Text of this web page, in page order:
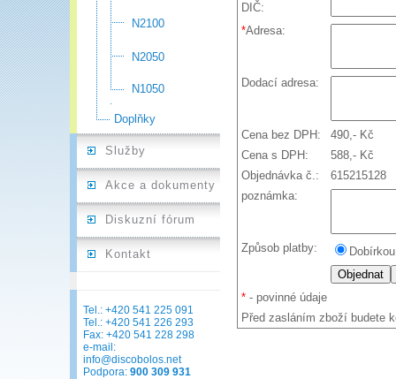
N2100
N2050
N1050
Doplňky
Služby
Akce a dokumenty
Diskuzní fórum
Kontakt
Tel.: +420 541 225 091
Tel.: +420 541 226 293
Fax: +420 541 228 298
e-mail:
info@discobolos.net
Podpora: 900 309 931
DIČ:
*Adresa:
Dodací adresa:
Cena bez DPH:
490,- Kč
Cena s DPH:
588,- Kč
Objednávka č.:
615215128
poznámka:
Způsob platby:
* - povinné údaje
Před zasláním zboží budete